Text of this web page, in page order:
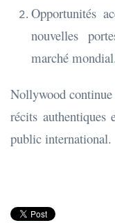
Opportunités
nouvelles
marché
Nollywood continue
récits authentiques
public international.